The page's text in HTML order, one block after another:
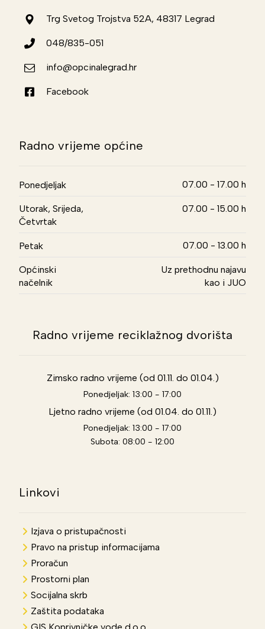
Trg Svetog Trojstva 52A, 48317 Legrad
048/835-051
info@opcinalegrad.hr
Facebook
Radno vrijeme općine
Ponedjeljak 07.00 - 17.00 h
Utorak, Srijeda,
Četvrtak
07.00 - 15.00 h
Petak 07.00 - 13.00 h
Općinski
načelnik
Uz prethodnu najavu
kao i JUO
Radno vrijeme reciklažnog dvorišta
Zimsko radno vrijeme (od 01.11. do 01.04.)
Ponedjeljak: 13:00 - 17:00
Ljetno radno vrijeme (od 01.04. do 01.11.)
Ponedjeljak: 13:00 - 17:00
Subota: 08:00 - 12:00
Linkovi
Izjava o pristupačnosti
Pravo na pristup informacijama
Proračun
Prostorni plan
Socijalna skrb
Zaštita podataka